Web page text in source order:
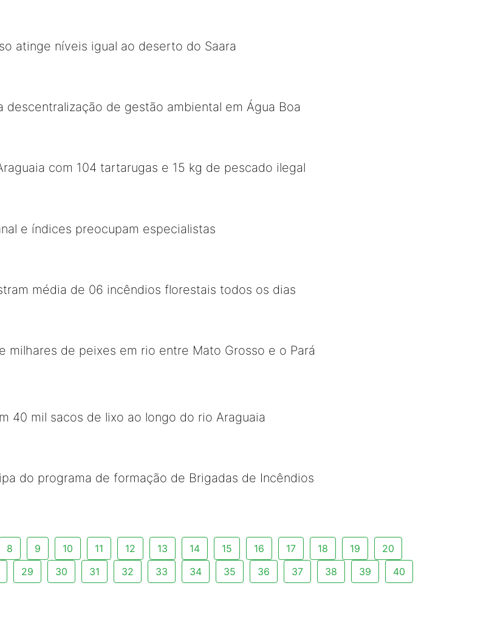
atinge níveis igual ao deserto do Saara
descentralização de gestão ambiental em Água Boa
com 104 tartarugas e 15 kg de pescado ilegal
e índices preocupam especialistas
média de 06 incêndios florestais todos os dias
milhares de peixes em rio entre Mato Grosso e o Pará
40 mil sacos de lixo ao longo do rio Araguaia
do programa de formação de Brigadas de Incêndios
8 9 10 11 12 13 14 15 16 17 18 19
20
29 30 31 32 33 34 35 36 37 38 39
40